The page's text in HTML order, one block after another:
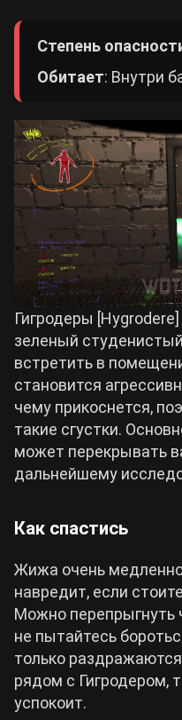
Степень
Обитает: Внутри
Гигродеры
зеленый
встретить в
становится
чему прикоснется,
такие сгустки.
может перекрывать
дальнейшему
Как спастись
Жижа очень
навредит, если
Можно перепрыгнуть
не пытайтесь
только
рядом с Гигродером,
успокоит.